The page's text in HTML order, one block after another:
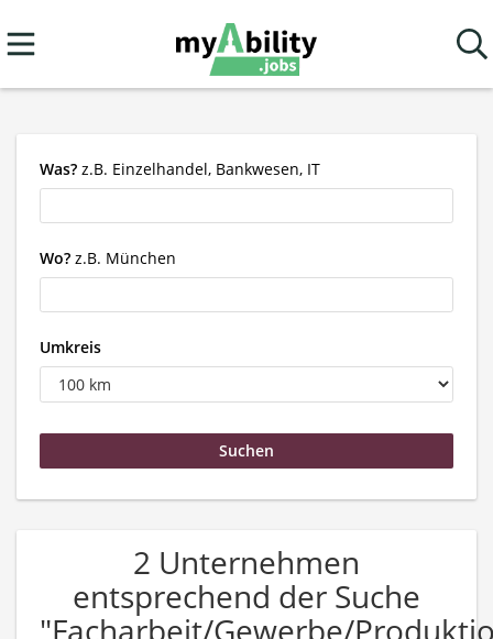
Was? z.B. Einzelhandel, Bankwesen, IT
Wo? z.B. München
Umkreis
2 Unternehmen
entsprechend der Suche
"Facharbeit/Gewerbe/